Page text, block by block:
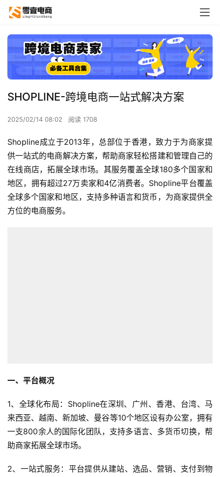
‌SHOPLINE-跨境电商一站式解决方案
2025/02/14 08:02 阅读 1708
Shopline成立于2013年，总部位于香港，致力于为商家提
供一站式的电商解决方案，帮助商家轻松搭建和管理自己的
在线商店，拓展全球市场。其服务覆盖全球180多个国家和
地区，拥有超过27万卖家和4亿消费者。Shopline平台覆盖
全球多个国家和地区，支持多种语言和货币，为商家提供全
方位的电商服务。
一、平台概况
1、全球化布局：Shopline在深圳、广州、香港、台湾、马
来西亚、越南、新加坡、曼谷等10个地区设有办公室，拥有
一支800余人的国际化团队，支持多语言、多货币切换，帮
助商家拓展全球市场。
2、一站式服务：平台提供从建站、选品、营销、支付到物